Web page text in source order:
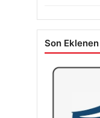
Son